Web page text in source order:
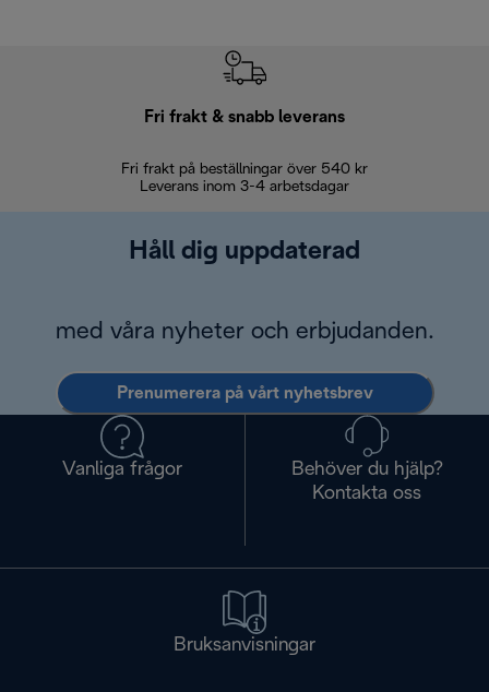
Fri frakt & snabb leverans
Fri frakt på beställningar över 540 kr
Leverans inom 3-4 arbetsdagar
Håll dig uppdaterad
med våra nyheter och erbjudanden.
Prenumerera på vårt nyhetsbrev
Vanliga frågor
Behöver du hjälp?
Kontakta oss
Bruksanvisningar